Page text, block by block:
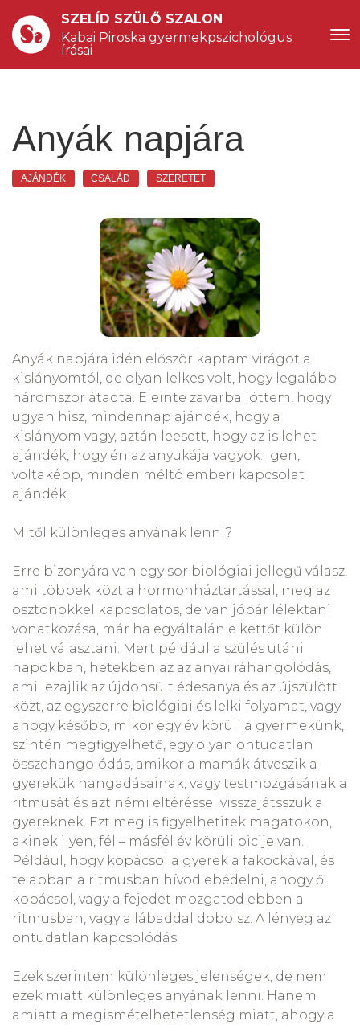
SZELÍD SZÜLŐ SZALON
Kabai Piroska gyermekpszichológus
írásai
Anyák napjára
AJÁNDÉK CSALÁD SZERETET
Anyák napjára idén először kaptam virágot a
kislányomtól, de olyan lelkes volt, hogy legalább
háromszor átadta. Eleinte zavarba jöttem, hogy
ugyan hisz, mindennap ajándék, hogy a
kislányom vagy, aztán leesett, hogy az is lehet
ajándék, hogy én az anyukája vagyok. Igen,
voltaképp, minden méltó emberi kapcsolat
ajándék.
Mitől különleges anyának lenni?
Erre bizonyára van egy sor biológiai jellegű válasz,
ami többek közt a hormonháztartással, meg az
ösztönökkel kapcsolatos, de van jópár lélektani
vonatkozása, már ha egyáltalán e kettőt külön
lehet választani. Mert például a szülés utáni
napokban, hetekben az az anyai ráhangolódás,
ami lezajlik az újdonsült édesanya és az újszülött
közt, az egyszerre biológiai és lelki folyamat, vagy
ahogy később, mikor egy év körüli a gyermekünk,
szintén megfigyelhető, egy olyan öntudatlan
összehangolódás, amikor a mamák átveszik a
gyerekük hangadásainak, vagy testmozgásának a
ritmusát és azt némi eltéréssel visszajátsszuk a
gyereknek. Ezt meg is figyelhetitek magatokon,
akinek ilyen, fél – másfél év körüli picije van.
Például, hogy kopácsol a gyerek a fakockával, és
te abban a ritmusban hívod ebédelni, ahogy ő
kopácsol, vagy a fejedet mozgatod ebben a
ritmusban, vagy a lábaddal dobolsz. A lényeg az
öntudatlan kapcsolódás.
Ezek szerintem különleges jelenségek, de nem
ezek miatt különleges anyának lenni. Hanem
amiatt a megismételhetetlenség miatt, ahogy a